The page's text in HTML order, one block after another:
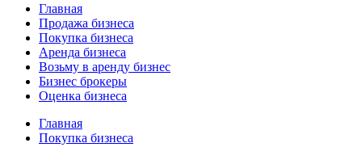
Главная
Продажа бизнеса
Покупка бизнеса
Аренда бизнеса
Возьму в аренду бизнес
Бизнес брокеры
Оценка бизнеса
Главная
Покупка бизнеса